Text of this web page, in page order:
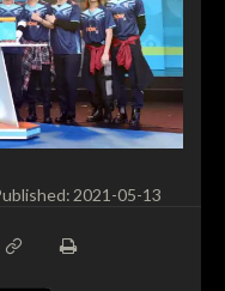
2021-05-13